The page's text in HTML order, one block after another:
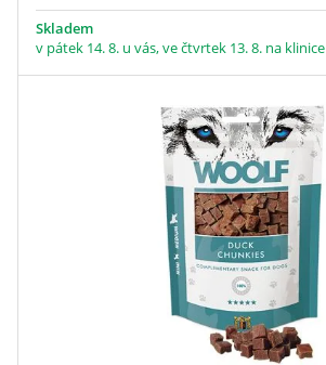
Skladem
v pátek 14. 8. u vás, ve čtvrtek 13. 8. na klinice